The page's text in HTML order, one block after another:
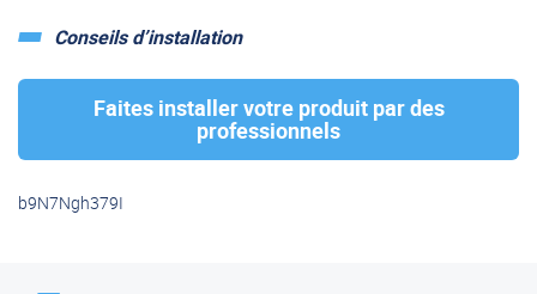
Conseils d’installation
Faites installer votre produit par des
professionnels
b9N7Ngh379I